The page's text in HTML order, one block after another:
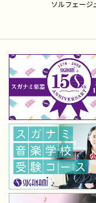
ソルフェージ